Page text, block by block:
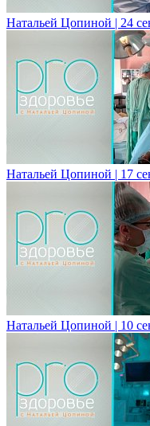
Натальей Цопиной | 24
Натальей Цопиной | 17
Натальей Цопиной | 10